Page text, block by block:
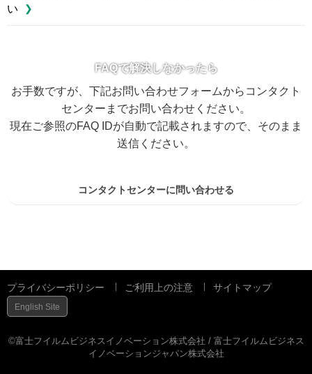
い
FAQで解決しなかったら
お手数ですが、下記お問い合わせフォームからコンタクト
センターまでお問い合わせください。
現在ご参照のFAQ IDが自動で記載されますので、そのまま
送信ください。
コンタクトセンターに問い合わせる
プライバシーポリシー ご利用上の注意 サイトマップ
English Site
©富士フイルムビジネスイノベーション株式会社 / 富士フイルムビジネス
イノベーションジャパン株式会社